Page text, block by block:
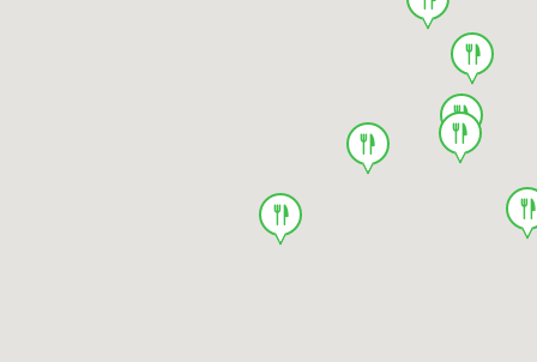
food
food
food
food
food